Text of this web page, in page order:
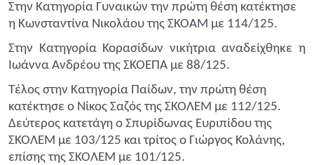
Στην Κατηγορία Γυναικών την πρώτη θέση κατέκτησε
η Κωνσταντίνα Νικολάου της ΣΚΟΑΜ με 114/125.
Στην Κατηγορία Κορασίδων νικήτρια αναδείχθηκε η
Ιωάννα Ανδρέου της ΣΚΟΕΠΑ με 88/125.
Τέλος στην Κατηγορία Παίδων, την πρώτη θέση
κατέκτησε ο Νίκος Σαζός της ΣΚΟΛΕΜ με 112/125.
Δεύτερος κατετάγη ο Σπυρίδωνας Ευριπίδου της
ΣΚΟΛΕΜ με 103/125 και τρίτος ο Γιώργος Κολάνης,
επίσης της ΣΚΟΛΕΜ με 101/125.